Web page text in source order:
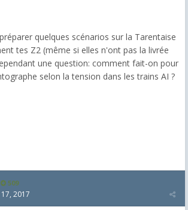
quelques scénarios sur la Tarentaise
tes Z2 (même si elles n'ont pas la livrée
une question: comment fait-on pour
selon la tension dans les trains AI ?
509
17, 2017